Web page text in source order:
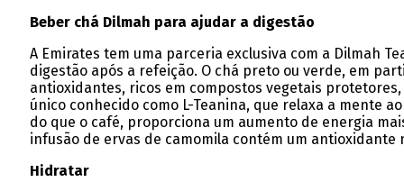
Beber chá Dilmah para ajudar a digestão
A Emirates tem uma parceria exclusiva com a Dilmah
digestão após a refeição. O chá preto ou verde, em
antioxidantes, ricos em compostos vegetais
único conhecido como L-Teanina, que relaxa a mente
do que o café, proporciona um aumento de energia
infusão de ervas de camomila contém um
Hidratar